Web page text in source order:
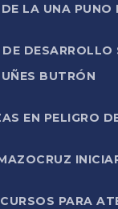
LA UNA PUNO
DE
BUTRÓN
EN PELIGRO
PARA